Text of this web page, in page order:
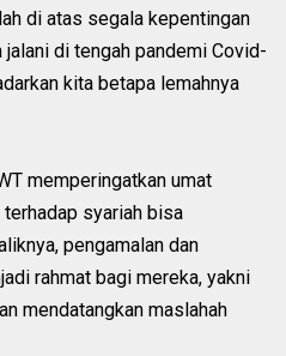
di atas segala kepentingan
jalani di tengah pandemi Covid-
kita betapa lemahnya
memperingatkan umat
syariah bisa
pengamalan dan
rahmat bagi mereka, yakni
mendatangkan maslahah